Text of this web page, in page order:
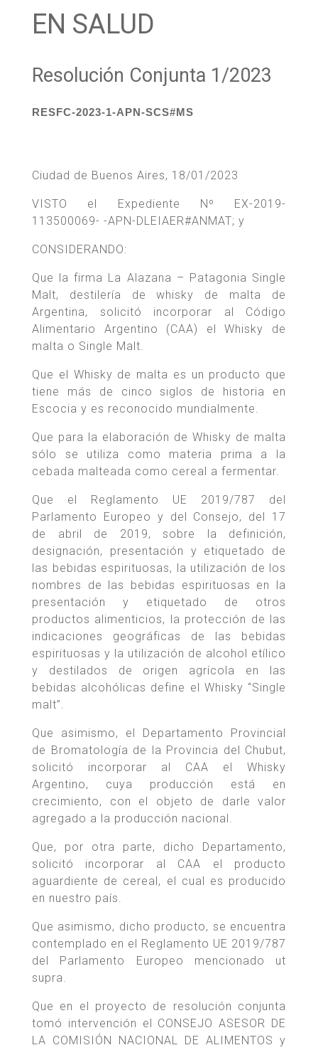
EN SALUD
Resolución Conjunta 1/2023
RESFC-2023-1-APN-SCS#MS
Ciudad de Buenos Aires, 18/01/2023
VISTO el Expediente Nº EX-2019-
113500069- -APN-DLEIAER#ANMAT; y
CONSIDERANDO:
Que la firma La Alazana – Patagonia Single
Malt, destilería de whisky de malta de
Argentina, solicitó incorporar al Código
Alimentario Argentino (CAA) el Whisky de
malta o Single Malt.
Que el Whisky de malta es un producto que
tiene más de cinco siglos de historia en
Escocia y es reconocido mundialmente.
Que para la elaboración de Whisky de malta
sólo se utiliza como materia prima a la
cebada malteada como cereal a fermentar.
Que el Reglamento UE 2019/787 del
Parlamento Europeo y del Consejo, del 17
de abril de 2019, sobre la definición,
designación, presentación y etiquetado de
las bebidas espirituosas, la utilización de los
nombres de las bebidas espirituosas en la
presentación y etiquetado de otros
productos alimenticios, la protección de las
indicaciones geográficas de las bebidas
espirituosas y la utilización de alcohol etílico
y destilados de origen agrícola en las
bebidas alcohólicas define el Whisky “Single
malt”.
Que asimismo, el Departamento Provincial
de Bromatología de la Provincia del Chubut,
solicitó incorporar al CAA el Whisky
Argentino, cuya producción está en
crecimiento, con el objeto de darle valor
agregado a la producción nacional.
Que, por otra parte, dicho Departamento,
solicitó incorporar al CAA el producto
aguardiente de cereal, el cual es producido
en nuestro país.
Que asimismo, dicho producto, se encuentra
contemplado en el Reglamento UE 2019/787
del Parlamento Europeo mencionado ut
supra.
Que en el proyecto de resolución conjunta
tomó intervención el CONSEJO ASESOR DE
LA COMISIÓN NACIONAL DE ALIMENTOS y